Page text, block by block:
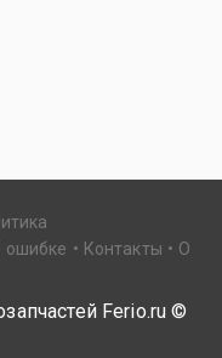
ошибке Контакты
О
Ferio.ru ©